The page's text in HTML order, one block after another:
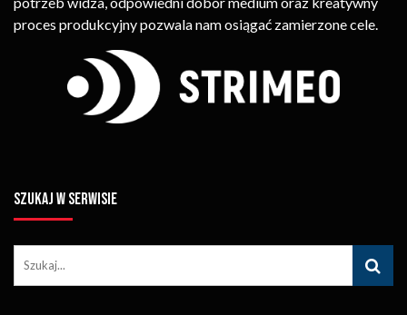
proces produkcyjny pozwala nam osiągać zamierzone cele.
SZUKAJ W SERWISIE